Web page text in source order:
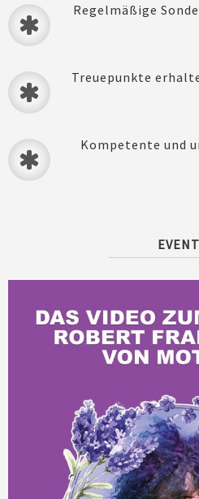
Regelmäßige
Treuepunkte
Kompetente und